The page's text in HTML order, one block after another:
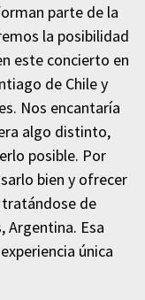
parte de la
la posibilidad
este concierto en
de Chile y
Nos encantaría
algo distinto,
posible. Por
bien y ofrecer
tratándose de
Argentina. Esa
única